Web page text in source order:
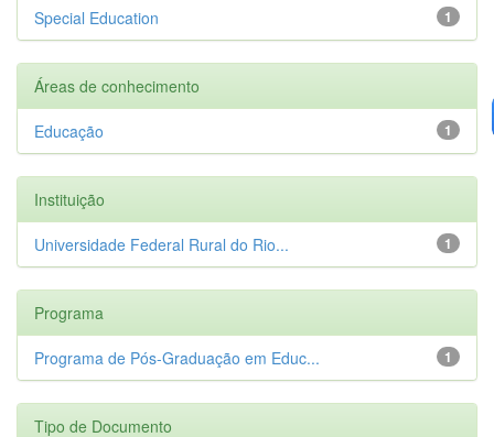
1
Special Education
Áreas de conhecimento
1
Educação
Instituição
1
Universidade Federal Rural do Rio...
Programa
1
Programa de Pós-Graduação em Educ...
Tipo de Documento